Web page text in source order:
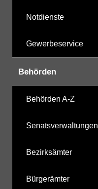
Notdienste
Gewerbeservice
Behörden
Behörden A-Z
Senatsverwaltungen
Bezirksämter
Bürgerämter